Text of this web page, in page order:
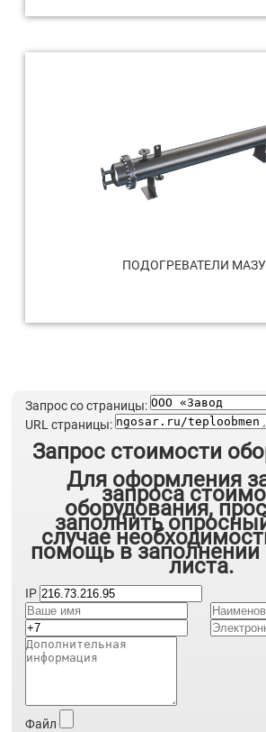
ПОДОГРЕВАТЕЛИ
Запрос со страницы:
URL страницы:
Запрос стоимости
Для оформления
запроса
оборудования,
заполнить
случае
помощь в заполнении
листа.
IP
Файл